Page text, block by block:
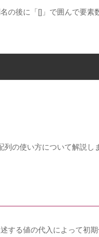
の後に「[] 」で囲んで要素
列の使い方について解説し
する値の代入によって初